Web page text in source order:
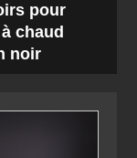
pour
chaud
noir